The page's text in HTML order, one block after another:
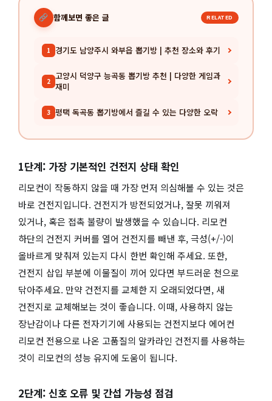
함께보면 좋은 글 RELATED
1 경기도 남양주시 와부읍 뽑기방 | 추천 장소와 후기
2 고양시 덕양구 능곡동 뽑기방 추천 | 다양한 게임과
재미
3 평택 독곡동 뽑기방에서 즐길 수 있는 다양한 오락
1단계: 가장 기본적인 건전지 상태 확인
리모컨이 작동하지 않을 때 가장 먼저 의심해볼 수 있는 것은
바로 건전지입니다. 건전지가 방전되었거나, 잘못 끼워져
있거나, 혹은 접촉 불량이 발생했을 수 있습니다. 리모컨
하단의 건전지 커버를 열어 건전지를 빼낸 후, 극성(+/-)이
올바르게 맞춰져 있는지 다시 한번 확인해 주세요. 또한,
건전지 삽입 부분에 이물질이 끼어 있다면 부드러운 천으로
닦아주세요. 만약 건전지를 교체한 지 오래되었다면, 새
건전지로 교체해보는 것이 좋습니다. 이때, 사용하지 않는
장난감이나 다른 전자기기에 사용되는 건전지보다 에어컨
리모컨 전용으로 나온 고품질의 알카라인 건전지를 사용하는
것이 리모컨의 성능 유지에 도움이 됩니다.
2단계: 신호 오류 및 간섭 가능성 점검